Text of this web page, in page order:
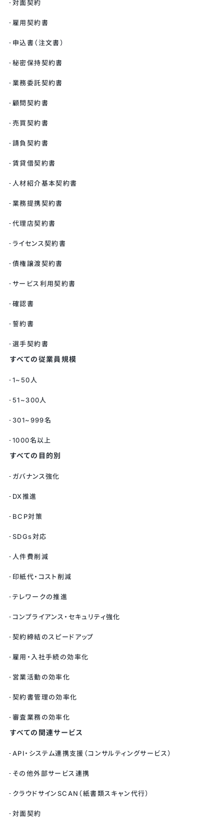
対面契約
雇用契約書
申込書（注文書）
秘密保持契約書
業務委託契約書
顧問契約書
売買契約書
請負契約書
賃貸借契約書
人材紹介基本契約書
業務提携契約書
代理店契約書
ライセンス契約書
債権譲渡契約書
サービス利用契約書
確認書
誓約書
選手契約書
すべての従業員規模
1~50人
51~300人
301~999名
1000名以上
すべての目的別
ガバナンス強化
DX推進
BCP対策
SDGs対応
人件費削減
印紙代・コスト削減
テレワークの推進
コンプライアンス・セキュリティ強化
契約締結のスピードアップ
雇用・入社手続の効率化
営業活動の効率化
契約書管理の効率化
審査業務の効率化
すべての関連サービス
API・システム連携支援（コンサルティングサービス）
その他外部サービス連携
クラウドサインSCAN（紙書類スキャン代行）
対面契約